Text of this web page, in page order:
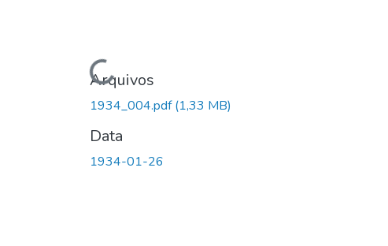
Carregando...
Arquivos
1934_004.pdf(1,33 MB)
Data
1934-01-26